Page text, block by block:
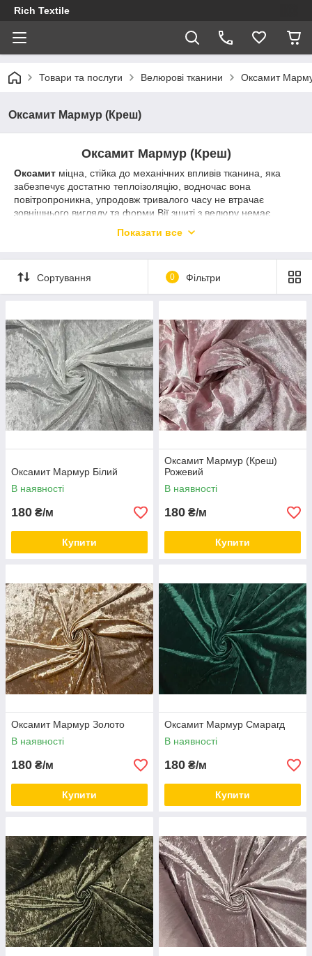
Rich Textile
Товари та послуги Велюрові тканини Оксамит
Оксамит Мармур (Креш)
Оксамит Мармур (Креш)
Оксамит міцна, стійка до механічних впливів тканина, яка
забезпечує достатню теплоізоляцію, водночас вона
повітропроникна, упродовж тривалого часу не втрачає
зовнішнього вигляду та форми.Вії зшиті з велюру немає
використовується для пошиття дитячого одягу, а також одягу
КупитиОксамит Мармур (Креш)гуртом і в роздріб в
Приємних покупок!
Показати все
Сортування 0 Фільтри
Оксамит Мармур Білий
В наявності
180 ₴/м
Купити
Оксамит Мармур (Креш)
Рожевий
В наявності
180 ₴/м
Купити
Оксамит Мармур Золото
В наявності
180 ₴/м
Купити
Оксамит Мармур Смарагд
В наявності
180 ₴/м
Купити